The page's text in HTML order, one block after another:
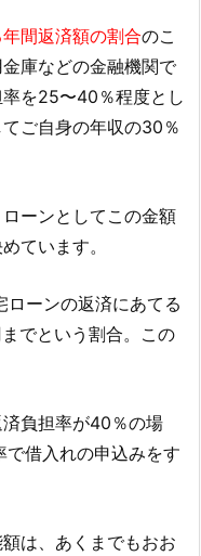
間返済額の割合のこ
庫などの金融機関で
を25〜40％程度とし
ご自身の年収の30％
ーンとしてこの金額
ています。
ーンの返済にあてる
でという割合。この
負担率が40％の場
借入れの申込みをす
は、あくまでもおお